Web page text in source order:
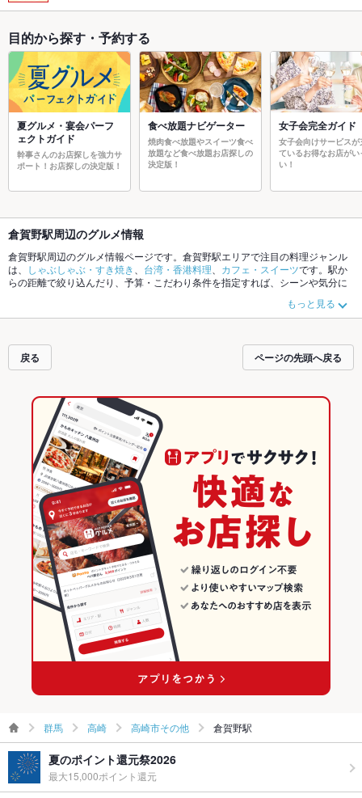
目的から探す・予約する
夏グルメ・宴会パーフ
ェクトガイド
幹事さんのお店探しを強力サ
ポート！お店探しの決定版！
食べ放題ナビゲーター
焼肉食べ放題やスイーツ食べ
放題など食べ放題お店探しの
決定版！
女子会完全ガイド
女子会向けサービスが
ているお得なお店がい
い！
倉賀野駅周辺のグルメ情報
倉賀野駅周辺のグルメ情報ページです。倉賀野駅エリアで注目の料理ジャンル
は、
しゃぶしゃぶ・すき焼き 台湾・香港料理 カフェ・スイーツです。駅か
らの距離で絞り込んだり、予算・こだわり条件を指定すれば、シーンや気分に
もチェックしてみてください。ホッ
トペッパーグルメなら、お得なクーポンはもちろん、こだわりメニュー肉じゃ
時間使える簡単便利なネット予約が使えるお店も拡大中です。友達どうしの飲
み会にも、会社の宴会にも、デートやパーティにもお得に便利にホットペッパ
ーグルメをご利用ください。
もっと見る
戻る ページの先頭へ戻る
群馬 高崎 高崎市その他 倉賀野駅
夏のポイント還元祭2026
最大15,000ポイント還元